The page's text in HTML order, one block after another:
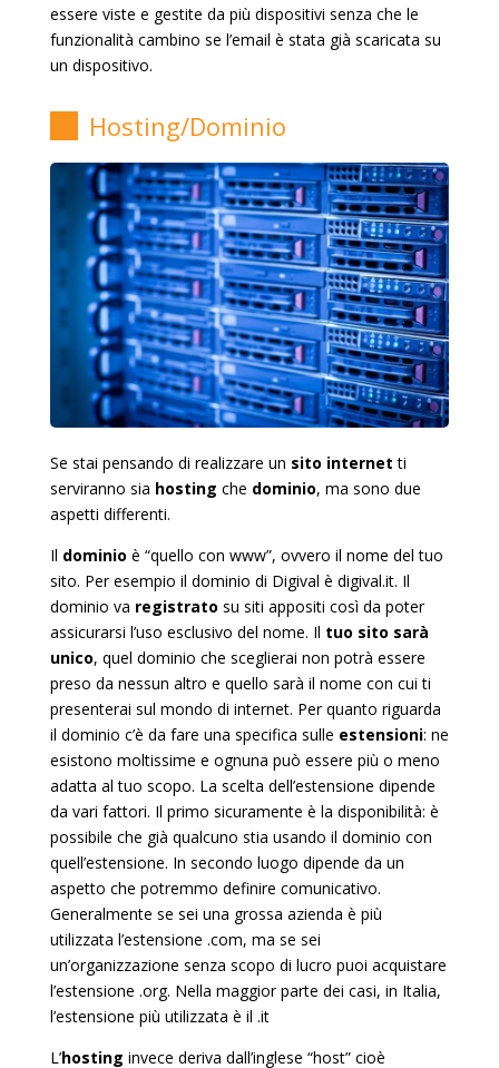
essere viste e gestite da più dispositivi senza che le
funzionalità cambino se l’email è stata già scaricata su
un dispositivo.
Hosting/Dominio
Se stai pensando di realizzare un sito internet ti
serviranno sia hosting che dominio, ma sono due
aspetti differenti.
Il dominio è “quello con www”, ovvero il nome del tuo
sito. Per esempio il dominio di Digival è digival.it. Il
dominio va registrato su siti appositi così da poter
assicurarsi l’uso esclusivo del nome. Il tuo sito sarà
unico, quel dominio che sceglierai non potrà essere
preso da nessun altro e quello sarà il nome con cui ti
presenterai sul mondo di internet. Per quanto riguarda
il dominio c’è da fare una specifica sulle estensioni: ne
esistono moltissime e ognuna può essere più o meno
adatta al tuo scopo. La scelta dell’estensione dipende
da vari fattori. Il primo sicuramente è la disponibilità: è
possibile che già qualcuno stia usando il dominio con
quell’estensione. In secondo luogo dipende da un
aspetto che potremmo definire comunicativo.
Generalmente se sei una grossa azienda è più
utilizzata l’estensione .com, ma se sei
un’organizzazione senza scopo di lucro puoi acquistare
l’estensione .org. Nella maggior parte dei casi, in Italia,
l’estensione più utilizzata è il .it
L’hosting invece deriva dall’inglese “host” cioè